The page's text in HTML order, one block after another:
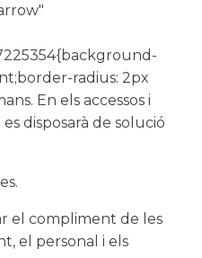
radius: 2px
En els accessos i
disposarà de solució
el compliment de les
el personal i els